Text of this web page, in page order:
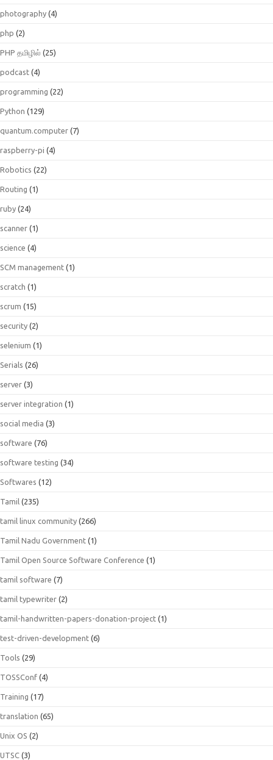
photography (4)
php (2)
PHP தமிழில் (25)
podcast (4)
programming (22)
Python (129)
quantum.computer (7)
raspberry-pi (4)
Robotics (22)
Routing (1)
ruby (24)
scanner (1)
science (4)
SCM management (1)
scratch (1)
scrum (15)
security (2)
selenium (1)
Serials (26)
server (3)
server integration (1)
social media (3)
software (76)
software testing (34)
Softwares (12)
Tamil (235)
tamil linux community (266)
Tamil Nadu Government (1)
Tamil Open Source Software Conference (1)
tamil software (7)
tamil typewriter (2)
tamil-handwritten-papers-donation-project (1)
test-driven-development (6)
Tools (29)
TOSSConf (4)
Training (17)
translation (65)
Unix OS (2)
UTSC (3)